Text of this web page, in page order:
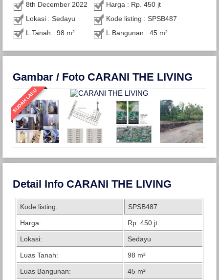
8th December 2022
Harga : Rp. 450 jt
Lokasi : Sedayu
Kode listing : SPSB487
L.Tanah : 98 m²
L.Bangunan : 45 m²
Gambar / Foto CARANI THE LIVING
SUDAH LAKU
Detail Info CARANI THE LIVING
Kode listing: SPSB487
Harga: Rp. 450 jt
Lokasi: Sedayu
Luas Tanah: 98 m²
Luas Bangunan: 45 m²